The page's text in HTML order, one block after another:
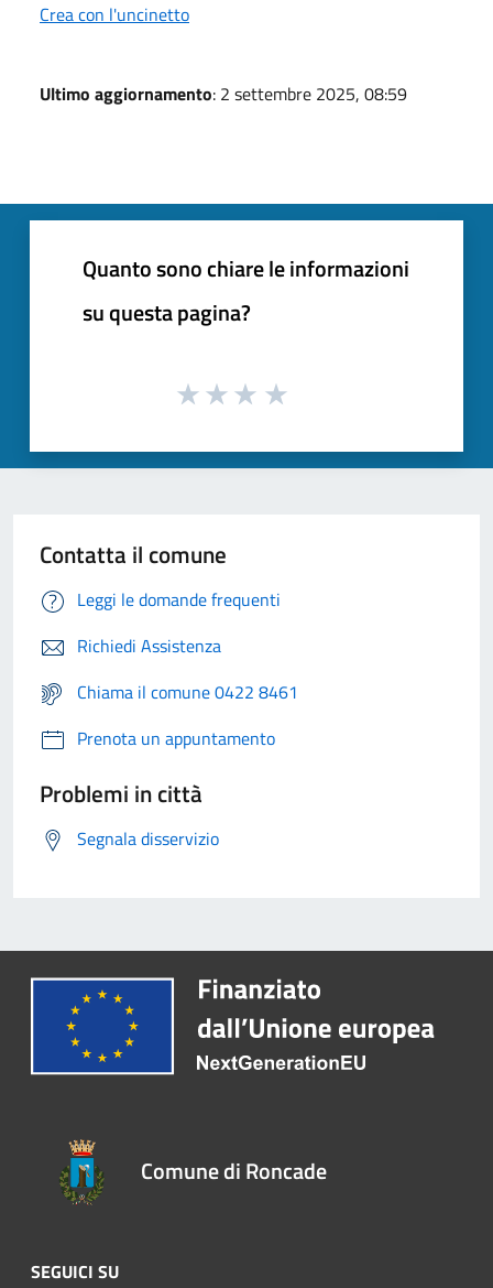
Crea con l'uncinetto
Ultimo aggiornamento: 2 settembre 2025, 08:59
Quanto sono chiare le informazioni
su questa pagina?
Contatta il comune
Leggi le domande frequenti
Richiedi Assistenza
Chiama il comune 0422 8461
Prenota un appuntamento
Problemi in città
Segnala disservizio
Comune di Roncade
SEGUICI SU